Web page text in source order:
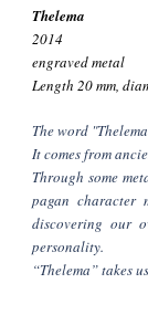
Thelema
2014
engraved metal
Length 20 mm,
The word
It comes from
Through some
pagan
discovering our
personality.
“Thelema” takes